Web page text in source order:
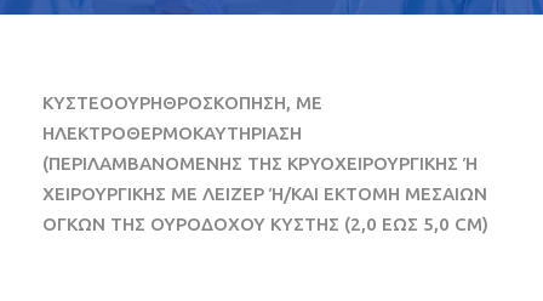
ΚΥΣΤΕΟΟΥΡΗΘΡΟΣΚΟΠΗΣΗ, ΜΕ
ΗΛΕΚΤΡΟΘΕΡΜΟΚΑΥΤΗΡΙΑΣΗ
(ΠΕΡΙΛΑΜΒΑΝΟΜΕΝΗΣ ΤΗΣ ΚΡΥΟΧΕΙΡΟΥΡΓΙΚΗΣ Ή
ΧΕΙΡΟΥΡΓΙΚΗΣ ΜΕ ΛΕΙΖΕΡ Ή/ΚΑΙ ΕΚΤΟΜΗ ΜΕΣΑΙΩΝ
ΟΓΚΩΝ ΤΗΣ ΟΥΡΟΔΟΧΟΥ ΚΥΣΤΗΣ (2,0 ΕΩΣ 5,0 CM)